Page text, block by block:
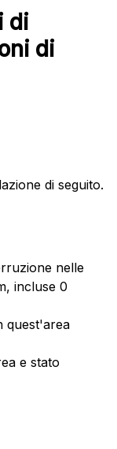
di
di
di seguito.
nelle
incluse 0
quest'area
e stato